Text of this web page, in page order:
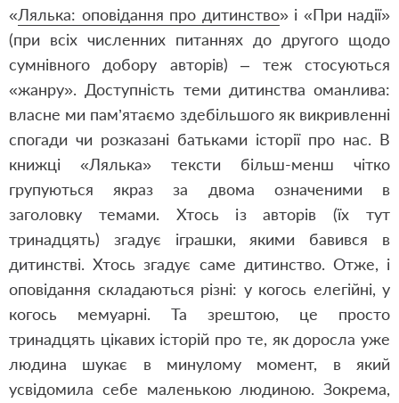
«Лялька: оповідання про дитинство» і «При надії»
(при всіх численних питаннях до другого щодо
сумнівного добору авторів) – теж стосуються
«жанру». Доступність теми дитинства оманлива:
власне ми пам’ятаємо здебільшого як викривленні
спогади чи розказані батьками історії про нас. В
книжці «Лялька» тексти більш-менш чітко
групуються якраз за двома означеними в
заголовку темами. Хтось із авторів (їх тут
тринадцять) згадує іграшки, якими бавився в
дитинстві. Хтось згадує саме дитинство. Отже, і
оповідання складаються різні: у когось елегійні, у
когось мемуарні. Та зрештою, це просто
тринадцять цікавих історій про те, як доросла уже
людина шукає в минулому момент, в який
усвідомила себе маленькою людиною. Зокрема,